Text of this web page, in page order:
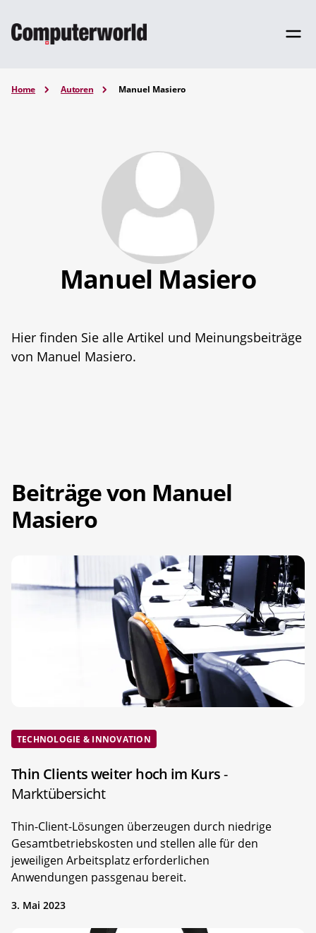
Home Autoren Manuel Masiero
Manuel Masiero
Hier finden Sie alle Artikel und Meinungsbeiträge
von Manuel Masiero.
Beiträge von Manuel
Masiero
TECHNOLOGIE & INNOVATION
Thin Clients weiter hoch im Kurs-
Marktübersicht
Thin-Client-Lösungen überzeugen durch niedrige
Gesamtbetriebs­kosten und stellen alle für den
jeweiligen Arbeitsplatz erforderlichen
Anwendungen passgenau bereit.
3. Mai 2023